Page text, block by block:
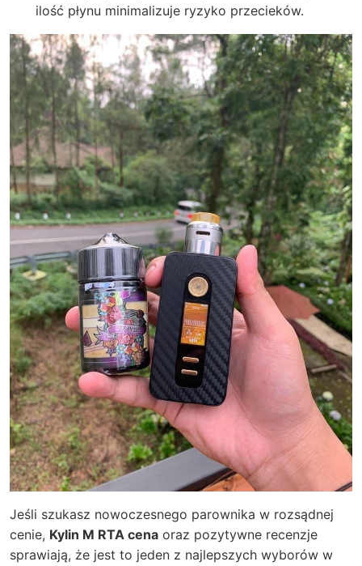
ilość płynu minimalizuje ryzyko przecieków.
Jeśli szukasz nowoczesnego parownika w rozsądnej
cenie, Kylin M RTA cena oraz pozytywne recenzje
sprawiają, że jest to jeden z najlepszych wyborów w